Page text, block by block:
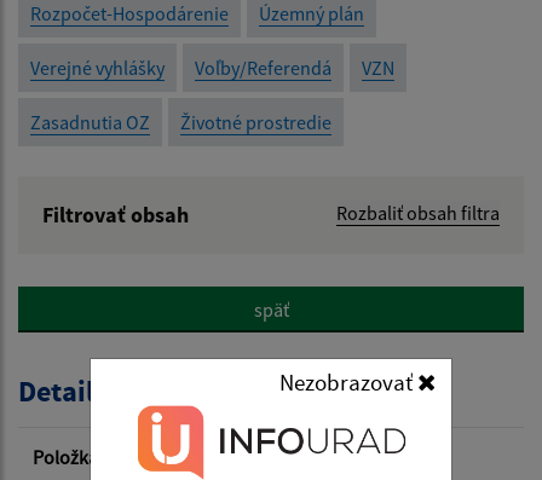
Nezobrazovať
Rozpočet-Hospodárenie Územný plán
Verejné vyhlášky Voľby/Referendá VZN
Zasadnutia OZ Životné prostredie
Filtrovať obsah Rozbaliť obsah filtra
Popis:
Dátum zverejnenia od:
späť
Detail úradného dokumentu
Položka Informácia